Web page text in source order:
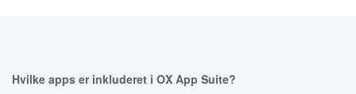
Hvilke apps er inkluderet i OX App Suite?